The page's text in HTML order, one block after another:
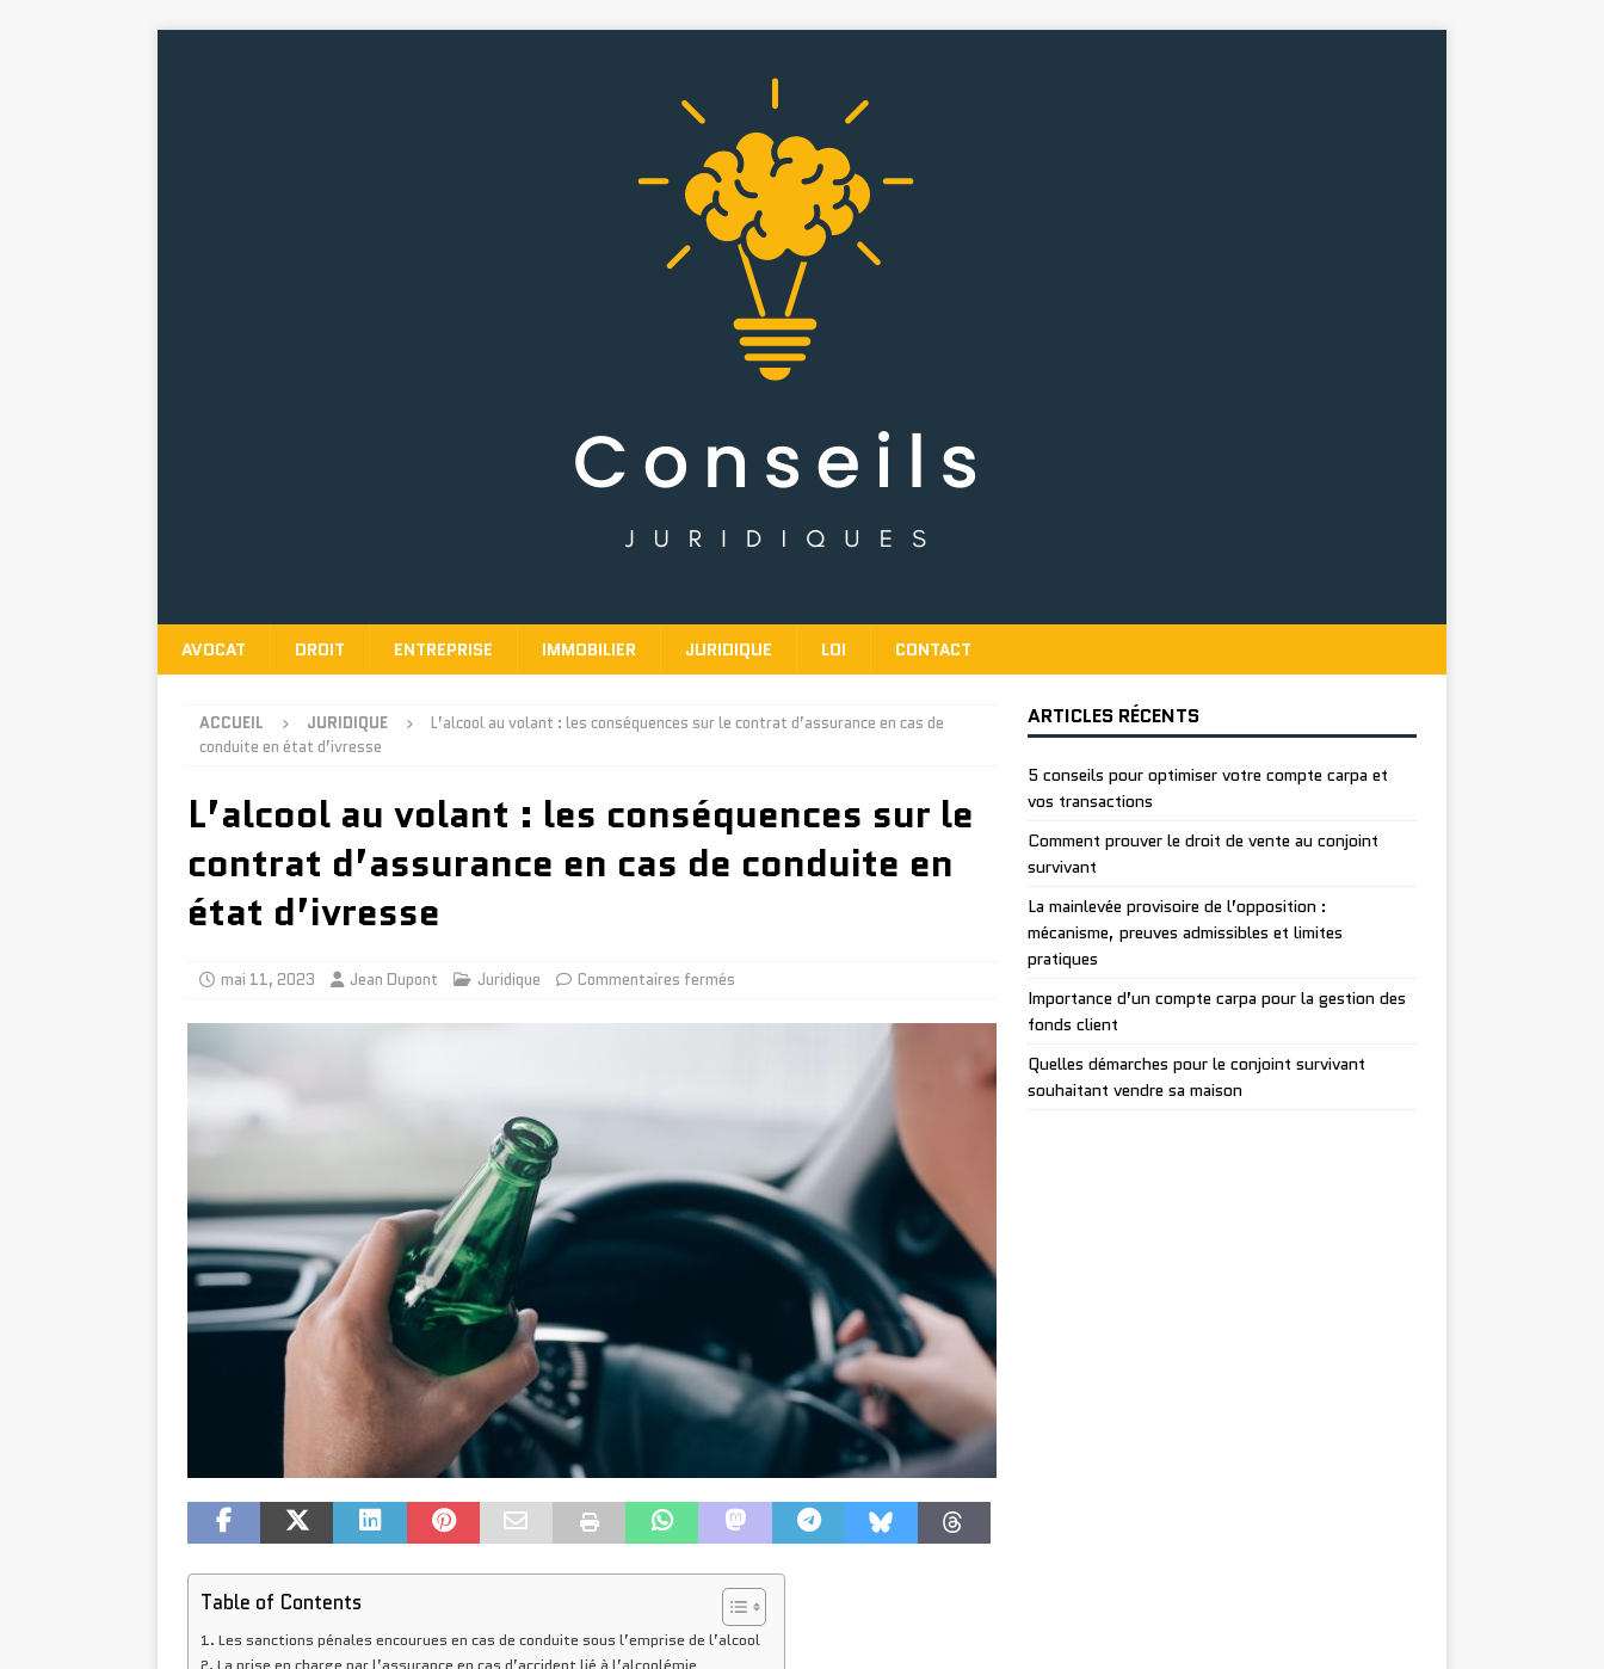
AVOCAT DROIT ENTREPRISE IMMOBILIER JURIDIQUE LOI CONTACT
ACCUEIL JURIDIQUE
L’alcool au volant : les conséquences sur le contrat d’assurance en cas de
conduite en état d’ivresse
L’alcool au volant : les conséquences sur le
contrat d’assurance en cas de conduite en
état d’ivresse
mai 11, 2023 Jean Dupont Juridique Commentaires fermés
Table of Contents
Les sanctions pénales encourues en cas de conduite sous l’emprise de l’alcool
ARTICLES RÉCENTS
5 conseils pour optimiser votre compte carpa et
vos transactions
Comment prouver le droit de vente au conjoint
survivant
La mainlevée provisoire de l’opposition :
mécanisme, preuves admissibles et limites
pratiques
Importance d’un compte carpa pour la gestion des
fonds client
Quelles démarches pour le conjoint survivant
souhaitant vendre sa maison